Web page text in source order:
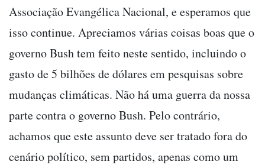
Associação Evangélica Nacional, e esperamos que
isso continue. Apreciamos várias coisas boas que o
governo Bush tem feito neste sentido, incluindo o
gasto de 5 bilhões de dólares em pesquisas sobre
mudanças climáticas. Não há uma guerra da nossa
parte contra o governo Bush. Pelo contrário,
achamos que este assunto deve ser tratado fora do
cenário político, sem partidos, apenas como um